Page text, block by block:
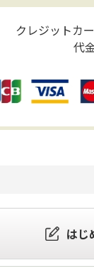
クレジットカ
代
はじ